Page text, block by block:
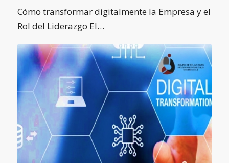
Cómo transformar digitalmente la Empresa y el
Rol del Liderazgo El…